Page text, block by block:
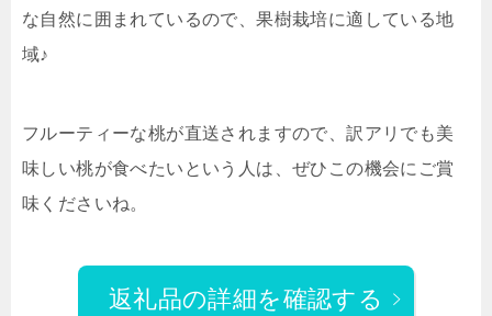
な自然に囲まれているので、果樹栽培に適している地
域♪
フルーティーな桃が直送されますので、訳アリでも美
味しい桃が食べたいという人は、ぜひこの機会にご賞
味くださいね。
返礼品の詳細を確認する